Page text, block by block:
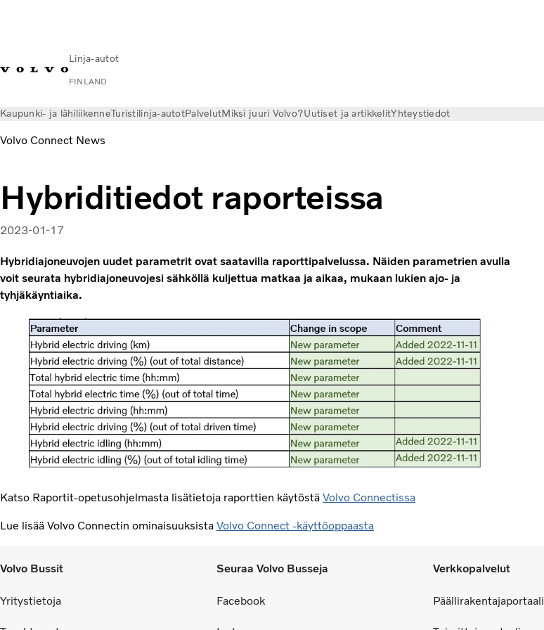
Linja-autot
FINLAND
Kaupunki- ja lähiliikenneTuristilinja-autotPalvelutMiksi juuri Volvo?Uutiset ja artikkelitYhteystiedot
Volvo Connect News
Hybriditiedot raporteissa
2023-01-17
Hybridiajoneuvojen uudet parametrit ovat saatavilla raporttipalvelussa. Näiden parametrien avulla
voit seurata hybridiajoneuvojesi sähköllä kuljettua matkaa ja aikaa, mukaan lukien ajo- ja
tyhjäkäyntiaika.
Katso Raportit-opetusohjelmasta lisätietoja raporttien käytöstä Volvo Connectissa
Lue lisää Volvo Connectin ominaisuuksista Volvo Connect -käyttöoppaasta
Volvo Bussit
Yritystietoja
Seuraa Volvo Busseja
Facebook
Verkkopalvelut
Päällirakentajaportaali